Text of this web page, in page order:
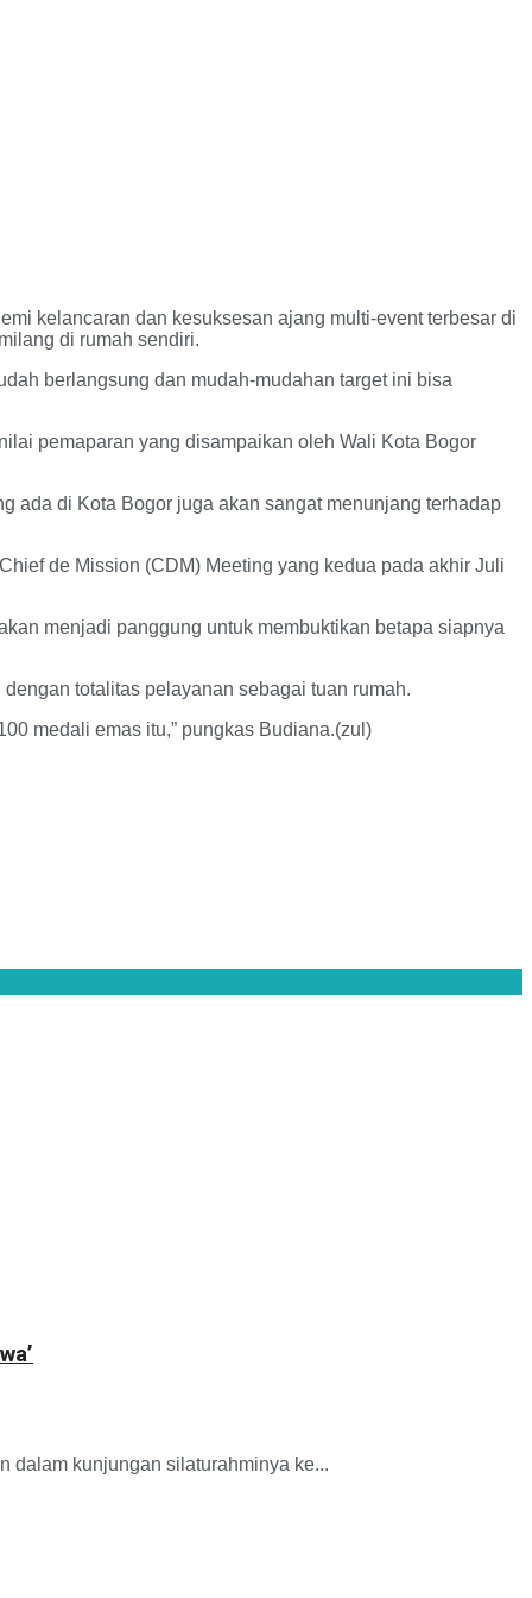
kelancaran dan kesuksesan ajang multi-event terbesar di
di rumah sendiri.
berlangsung dan mudah-mudahan target ini bisa
pemaparan yang disampaikan oleh Wali Kota Bogor
ada di Kota Bogor juga akan sangat menunjang terhadap
de Mission (CDM) Meeting yang kedua pada akhir Juli
menjadi panggung untuk membuktikan betapa siapnya
totalitas pelayanan sebagai tuan rumah.
medali emas itu,” pungkas Budiana.(zul)
dalam kunjungan silaturahminya ke...